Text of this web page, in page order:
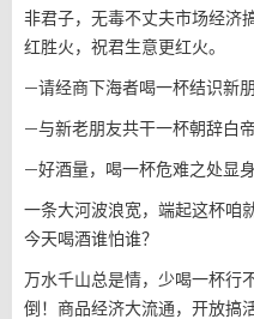
非君子，无毒不丈夫市场经济
红胜火，祝君生意更红火。
—请经商下海者喝一杯结识新
—与新老朋友共干一杯朝辞白
—好酒量，喝一杯危难之处显
一条大河波浪宽，端起这杯咱
今天喝酒谁怕谁？
万水千山总是情，少喝一杯行
倒！商品经济大流通，开放搞